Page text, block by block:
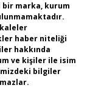
marka, kurum
haber niteliği
hakkında
ve kişiler ile isim
bilgiler